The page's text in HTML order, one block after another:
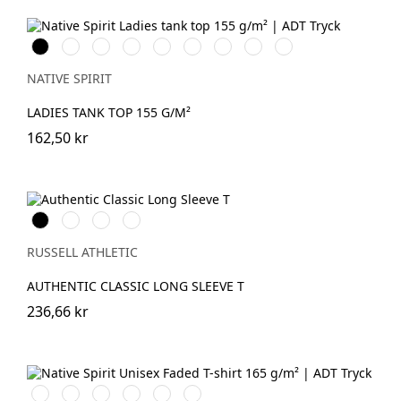
Svart Vit
Organic
Khaki
Wet
Sand
Navy
Blue
Mineral
Grey
Jade
Green
Petal
Rose
Pearl
Rose
NATIVE SPIRIT
LADIES TANK TOP 155 G/M²
162,50 kr
BlackWhiteFrench
Navy
Convoy
Grey
(Solid)
RUSSELL ATHLETIC
AUTHENTIC CLASSIC LONG SLEEVE T
236,66 kr
WashedWashedWashedWashedWashedWashed